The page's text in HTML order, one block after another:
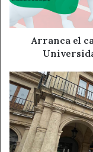
Universidad
de
Arranca el
Un
conductor
ebrio
provoca
un
accidente